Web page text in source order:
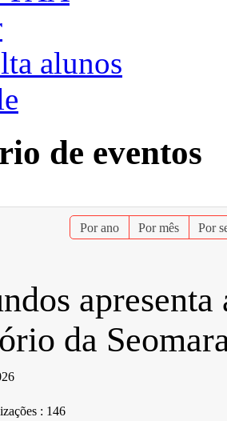
de eventos
Por ano Por mês Por
apresenta
da
: 146